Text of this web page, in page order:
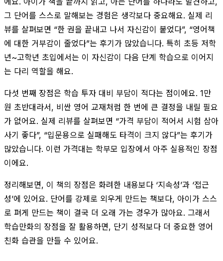
그 단어를 스스로 말해보는 경험은 생각보다 중요해요. 실제 리
뷰를 살펴보면 “한 권을 끝내고 나서 자신감이 붙었다”, “영어책
에 대한 거부감이 줄었다”는 후기가 많았습니다. 특히 초등 저학
년~고학년 초입에서는 이 자신감이 다음 단계 학습으로 이어지
는 다리 역할을 해요.
다섯 번째 장점은 학습 투자 대비 부담이 적다는 점이에요. 1만
원 초반대라서, 비싼 영어 교재처럼 한 번에 큰 결정을 내릴 필요
가 없어요. 실제 리뷰를 살펴보면 “가격 부담이 적어서 시험 삼아
사기 좋다”, “입문용으로 실패해도 타격이 크지 않다”는 후기가
많았습니다. 이런 가격대는 학부모 입장에서 아주 실용적인 장점
이에요.
정리해보면, 이 책의 장점은 화려한 내용보다 ‘지속성’과 ‘접근
성’에 있어요. 단어를 강제로 외우게 만드는 책보다, 아이가 스스
로 펴게 만드는 책이 결국 더 오래 가는 경우가 많아요. 그래서
학습만화의 장점을 잘 활용하면, 단기 성적보다 더 중요한 영어
친화 습관을 만들 수 있어요.